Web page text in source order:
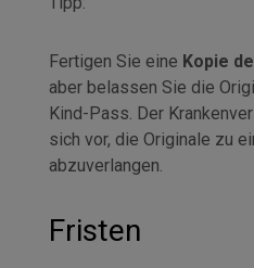
Fertigen Sie eine Kopie
aber belassen Sie die
Kind-Pass. Der
sich vor, die Originale zu
abzuverlangen.
Fristen